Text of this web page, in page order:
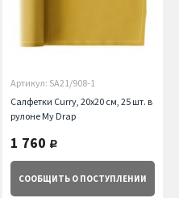
Артикул: SA21/908-1
Салфетки Curry, 20х20 см, 25 шт. в
рулоне My Drap
1 760 руб.
СООБЩИТЬ О ПОСТУПЛЕНИИ